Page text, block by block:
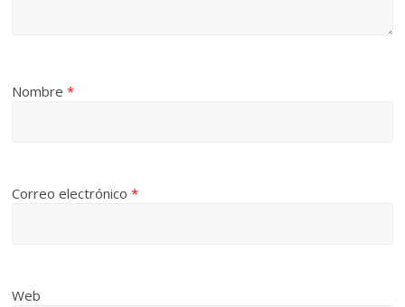
Nombre*
Correo electrónico*
Web